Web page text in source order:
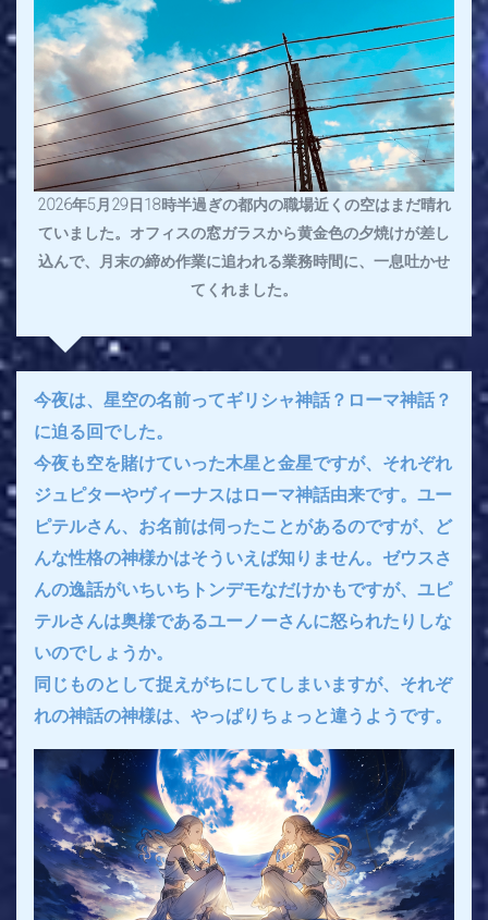
2026年5月29日18時半過ぎの都内の職場近くの空はまだ晴れ
ていました。オフィスの窓ガラスから黄金色の夕焼けが差し
込んで、月末の締め作業に追われる業務時間に、一息吐かせ
てくれました。
今夜は、星空の名前ってギリシャ神話？ローマ神話？
に迫る回でした。
今夜も空を賭けていった木星と金星ですが、それぞれ
ジュピターやヴィーナスはローマ神話由来です。ユー
ピテルさん、お名前は伺ったことがあるのですが、ど
んな性格の神様かはそういえば知りません。ゼウスさ
んの逸話がいちいちトンデモなだけかもですが、ユピ
テルさんは奥様であるユーノーさんに怒られたりしな
いのでしょうか。
同じものとして捉えがちにしてしまいますが、それぞ
れの神話の神様は、やっぱりちょっと違うようです。